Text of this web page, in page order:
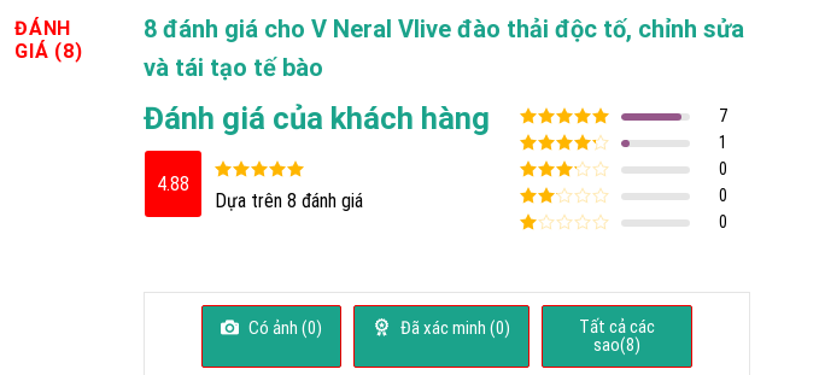
ĐÁNH
GIÁ (8)
8 đánh giá cho V Neral Vlive đào thải độc tố, chỉnh sửa
và tái tạo tế bào
Đánh giá của khách hàng
4.88
Được xếp
hạng4.88 5
Dựa trên 8 đánh giá
Được xếp
hạng
5
5
sao
7
Được xếp
hạng
4
5
sao
1
Được
xếp
hạng3
0
Được
sao
0
1
0
Có ảnh (0) Đã xác minh (0)
Tất cả các
sao(8)